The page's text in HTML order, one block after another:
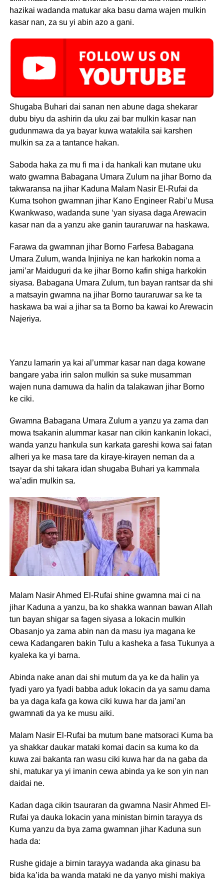
hazikai wadanda matukar aka basu dama wajen mulkin
kasar nan, za su yi abin azo a gani.
Shugaba Buhari dai sanan nen abune daga shekarar
dubu biyu da ashirin da uku zai bar mulkin kasar nan
gudunmawa da ya bayar kuwa watakila sai karshen
mulkin sa za a tantance hakan.
Saboda haka za mu fi ma i da hankali kan mutane uku
wato gwamna Babagana Umara Zulum na jihar Borno da
takwaransa na jihar Kaduna Malam Nasir El-Rufai da
Kuma tsohon gwamnan jihar Kano Engineer Rabi’u Musa
Kwankwaso, wadanda sune ‘yan siyasa daga Arewacin
kasar nan da a yanzu ake ganin tauraruwar na haskawa.
Farawa da gwamnan jihar Borno Farfesa Babagana
Umara Zulum, wanda Injiniya ne kan harkokin noma a
jami’ar Maiduguri da ke jihar Borno kafin shiga harkokin
siyasa. Babagana Umara Zulum, tun bayan rantsar da shi
a matsayin gwamna na jihar Borno tauraruwar sa ke ta
haskawa ba wai a jihar sa ta Borno ba kawai ko Arewacin
Najeriya.
Yanzu lamarin ya kai al’ummar kasar nan daga kowane
bangare yaba irin salon mulkin sa suke musamman
wajen nuna damuwa da halin da talakawan jihar Borno
ke ciki.
Gwamna Babagana Umara Zulum a yanzu ya zama dan
mowa tsakanin alummar kasar nan cikin kankanin lokaci,
wanda yanzu hankula sun karkata gareshi kowa sai fatan
alheri ya ke masa tare da kiraye-kirayen neman da a
tsayar da shi takara idan shugaba Buhari ya kammala
wa’adin mulkin sa.
Malam Nasir Ahmed El-Rufai shine gwamna mai ci na
jihar Kaduna a yanzu, ba ko shakka wannan bawan Allah
tun bayan shigar sa fagen siyasa a lokacin mulkin
Obasanjo ya zama abin nan da masu iya magana ke
cewa Kadangaren bakin Tulu a kasheka a fasa Tukunya a
kyaleka ka yi barna.
Abinda nake anan dai shi mutum da ya ke da halin ya
fyadi yaro ya fyadi babba aduk lokacin da ya samu dama
ba ya daga kafa ga kowa ciki kuwa har da jami’an
gwamnati da ya ke musu aiki.
Malam Nasir El-Rufai ba mutum bane matsoraci Kuma ba
ya shakkar daukar mataki komai dacin sa kuma ko da
kuwa zai bakanta ran wasu ciki kuwa har da na gaba da
shi, matukar ya yi imanin cewa abinda ya ke son yin nan
daidai ne.
Kadan daga cikin tsauraran da gwamna Nasir Ahmed El-
Rufai ya dauka lokacin yana ministan birnin tarayya ds
Kuma yanzu da bya zama gwamnan jihar Kaduna sun
hada da:
Rushe gidaje a birnin tarayya wadanda aka ginasu ba
bida ka’ida ba wanda mataki ne da yanyo mishi makiya